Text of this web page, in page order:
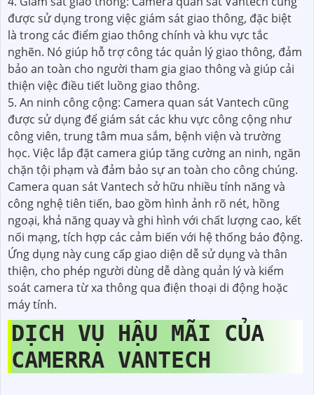
được sử dụng trong việc giám sát giao thông, đặc biệt
là trong các điểm giao thông chính và khu vực tắc
nghẽn. Nó giúp hỗ trợ công tác quản lý giao thông, đảm
bảo an toàn cho người tham gia giao thông và giúp cải
thiện việc điều tiết luồng giao thông.
5. An ninh công cộng: Camera quan sát Vantech cũng
được sử dụng để giám sát các khu vực công cộng như
công viên, trung tâm mua sắm, bệnh viện và trường
học. Việc lắp đặt camera giúp tăng cường an ninh, ngăn
chặn tội phạm và đảm bảo sự an toàn cho công chúng.
Camera quan sát Vantech sở hữu nhiều tính năng và
công nghệ tiên tiến, bao gồm hình ảnh rõ nét, hồng
ngoại, khả năng quay và ghi hình với chất lượng cao, kết
nối mạng, tích hợp các cảm biến với hệ thống báo động.
Ứng dụng này cung cấp giao diện dễ sử dụng và thân
thiện, cho phép người dùng dễ dàng quản lý và kiểm
soát camera từ xa thông qua điện thoại di động hoặc
máy tính.
DỊCH VỤ HẬU MÃI CỦA
CAMERRA VANTECH